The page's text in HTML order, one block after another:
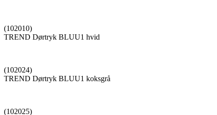
(102010)
TREND Dørtryk BLUU1 hvid
(102024)
TREND Dørtryk BLUU1 koksgrå
(102025)